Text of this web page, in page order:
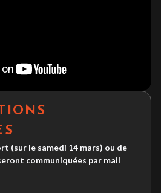
(sur le samedi 14 mars) ou de
communiquées par mail